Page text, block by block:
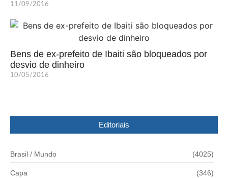
11/09/2016
Bens de ex-prefeito de Ibaiti são bloqueados por
desvio de dinheiro
10/05/2016
Editoriais
Brasil / Mundo (4025)
Capa (346)